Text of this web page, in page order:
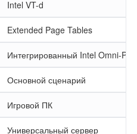
Intel VT-d
Extended Page Tables
Интегрированный Intel Omni-
Основной сценарий
Игровой ПК
Универсальный сервер